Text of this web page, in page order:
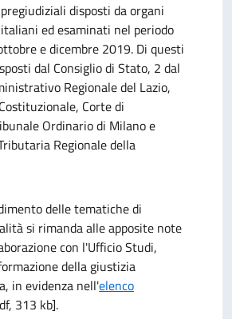
disposti da organi
ed esaminati nel periodo
e dicembre 2019. Di questi
dal Consiglio di Stato, 2 dal
Regionale del Lazio,
Corte di
Ordinario di Milano e
Regionale della
delle tematiche di
si rimanda alle apposite note
con l'Ufficio Studi,
della giustizia
in evidenza nell'elenco
313 kb].